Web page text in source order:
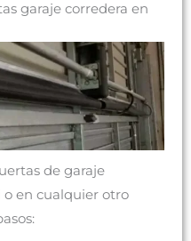
garaje corredera en
de garaje
o en cualquier otro